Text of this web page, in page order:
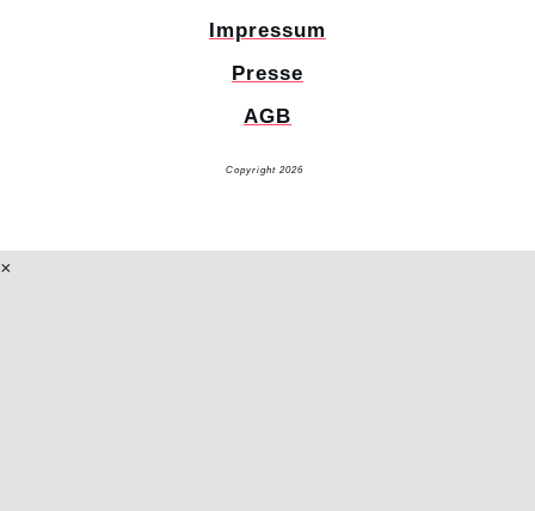
Impressum
Presse
AGB
Copyright 2026
×